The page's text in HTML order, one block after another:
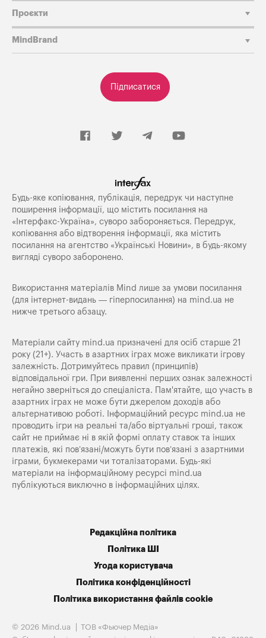
Підписатися
Проєкти
MindBrand
Будь-яке копiювання, публiкацiя, передрук чи наступне
поширення iнформацiї, що мiстить посилання на
«Iнтерфакс-Україна», суворо забороняється. Передрук,
копіювання або відтворення інформації, яка містить
посилання на агентство «Українські Новини», в будь-якому
вигляді суворо заборонено.
Використання матеріалів Mind лише за умови посилання
(для інтернет-видань — гіперпосилання) на mind.ua не
нижче третього абзацу.
Матеріали сайту mind.ua призначені для осіб старше 21
року (21+). Участь в азартних іграх може викликати ігрову
залежність. Дотримуйтесь правил (принципів)
відповідальної гри. При виявленні перших ознак залежності
негайно зверніться до спеціаліста. Пам'ятайте, що участь в
азартних іграх не може бути джерелом доходів або
альтернативою роботі. Інформаційний ресурс mind.ua не
проводить ігри на реальні та/або віртуальні гроші, також
сайт не приймає ні в якій формі оплату ставок та інших
платежів, які пов’язані/можуть бути пов’язані з азартними
іграми, букмекерами чи тоталізаторами. Будь-які
матеріали на інформаційному ресурсі mind.ua
публікуються виключно в інформаційних цілях.
Редакційна політика
Політика ШІ
Угода користувача
Політика конфіденційності
Політика використання файлів cookie
© 2026 Mind.ua
ТОВ «Фьючер Медiа»